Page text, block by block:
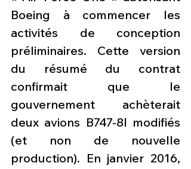
Boeing à commencer les
activités de conception
préliminaires. Cette version
du résumé du contrat
confirmait que le
gouvernement achèterait
deux avions B747-8I modifiés
(et non de nouvelle
production). En janvier 2016,